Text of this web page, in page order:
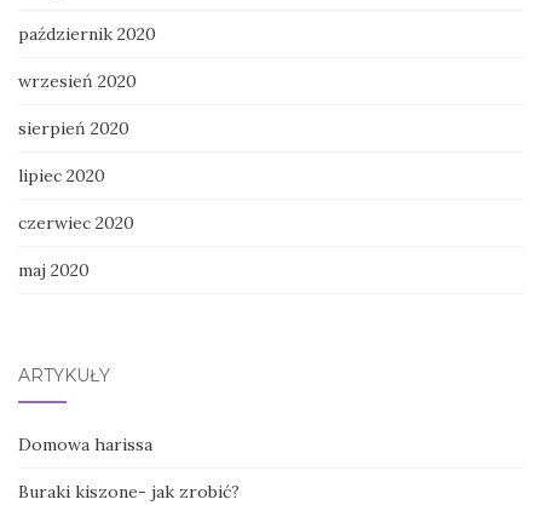
październik 2020
wrzesień 2020
sierpień 2020
lipiec 2020
czerwiec 2020
maj 2020
ARTYKUŁY
Domowa harissa
Buraki kiszone- jak zrobić?